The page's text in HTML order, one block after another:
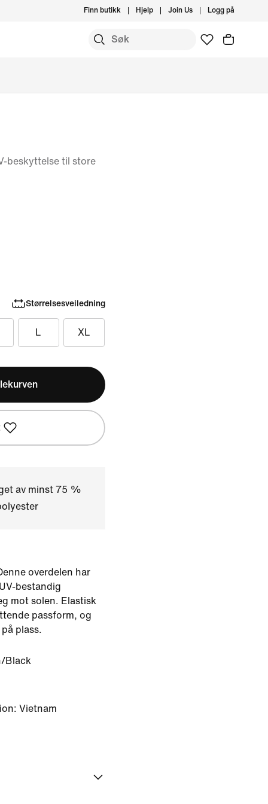
Finn butikk Hjelp Join Us Logg på
beskyttelse til store
Størrelsesveiledning
L XL
av minst 75 %
overdelen har
bestandig
mot solen. Elastisk
passform, og
plass.
Black
Vietnam